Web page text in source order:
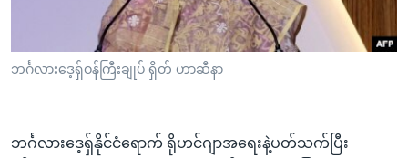
ကြည့်
ရန်
ဗွီအိုအေ လူမှုကွန်ယက်များ
ဘင်္ဂလားဒေ့ရှ်ဝန်ကြီးချုပ် ရှိတ် ဟာဆီနာ
ဘင်္ဂလားဒေ့ရှ်နိုင်ငံရောက် ရိုဟင်ဂျာအရေးနဲ့ပတ်သက်ပြီး